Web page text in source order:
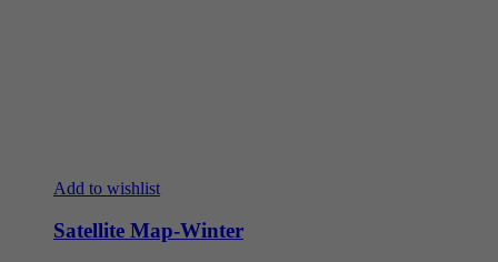
Add to wishlist
Satellite Map-Winter